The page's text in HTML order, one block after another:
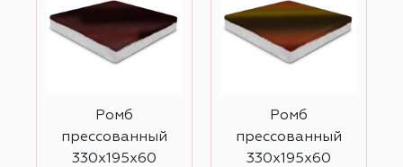
Ромб
прессованный
330х195х60
Ромб
прессованный
330х195х60